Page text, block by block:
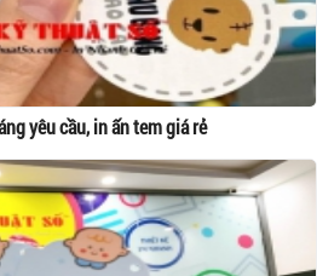
yêu cầu, in ấn tem giá rẻ